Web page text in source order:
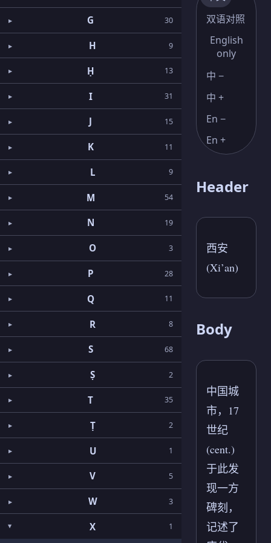
G 30
H 9
Ḥ 13
I 31
J 15
K 11
L 9
M 54
N 19
O 3
P 28
Q 11
R 8
S 68
Ṣ 2
T 35
Ṭ 2
U 1
V 5
W 3
X 1
双语对照
English
only
中 −
中 +
En −
En +
Header
西安
(Xi’an)
Body
中国城
市，17
世纪
(cent.)
于此发
现一方
碑刻，
记述了